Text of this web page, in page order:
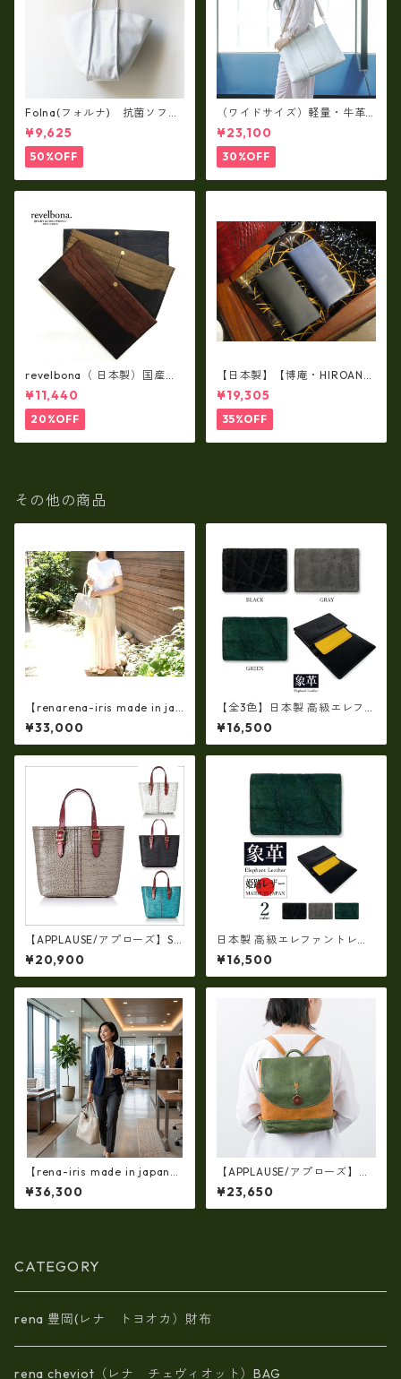
Folna(フォルナ) 抗菌ソフト
スムースレザー トートバッグ
¥9,625
50%OFF
（ワイドサイズ）軽量・牛革
製品・2WAYヌメ革トートバッ
グ（A3サイズ/日本製）(高収
納）ir-02G
¥23,100
30%OFF
revelbona（ 日本製）国産牛
革製・お札入れ ロングウォ
レット rl-001
¥11,440
20%OFF
【日本製】【博庵・HIROAN】
最高級牛革（ボーテッド）札
入れ・長財布 ha-21535
¥19,305
35%OFF
その他の商品
【renarena-iris made in jap
an】【日本製】牛革製品・エ
ナメルクロコ型押しレザー・
マザートートバッグ ir-66
¥33,000
【全3色】日本製 高級エレファ
ントレザー × 姫路レザー 名刺
入れ カードケース 本革 リアル
レザー(5172ur)
¥16,500
【APPLAUSE/アプローズ】SA
FARI series 型押し クロコ レ
ザー トート ap-3739
¥20,900
日本製 高級エレファントレザ
ー × 姫路レザー 名刺入れ カー
ドケース 本革 リアルレザー(51
72ur)
¥16,500
【rena-iris made in japan】
【国産品】ソフトシュリンク
革ショルダートートバッグ
（イタリアンレザー）ri-5153
収納、プレゼント
¥36,300
【APPLAUSE/アプローズ】レ
ザー コンビフラップ リュック
（日本製）ap-5012
¥23,650
CATEGORY
rena 豊岡(レナ トヨオカ）財布
rena cheviot（レナ チェヴィオット）BAG